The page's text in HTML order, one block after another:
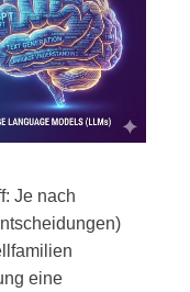
Je nach
eine